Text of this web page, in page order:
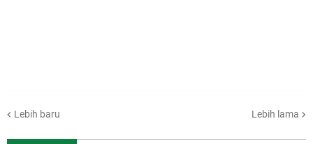
Lebih baru Lebih lama